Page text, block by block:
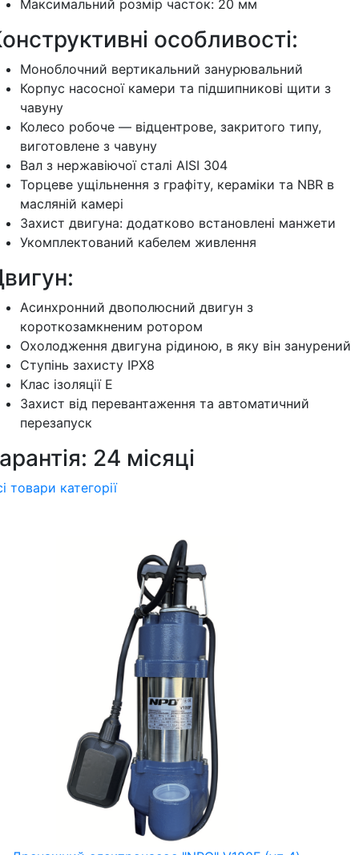
Максимальний розмір часток: 20 мм
особливості:
Моноблочний вертикальний занурювальний
Корпус насосної камери та підшипникові щити з
чавуну
Колесо робоче — відцентрове, закритого типу,
виготовлене з чавуну
Вал з нержавіючої сталі AISI 304
Торцеве ущільнення з графіту, кераміки та NBR в
масляній камері
Захист двигуна: додатково встановлені манжети
Укомплектований кабелем живлення
Асинхронний двополюсний двигун з
короткозамкненим ротором
Охолодження двигуна рідиною, в яку він занурений
Ступінь захисту IPX8
Клас ізоляції Е
Захист від перевантаження та автоматичний
перезапуск
24 місяці
товари категорії